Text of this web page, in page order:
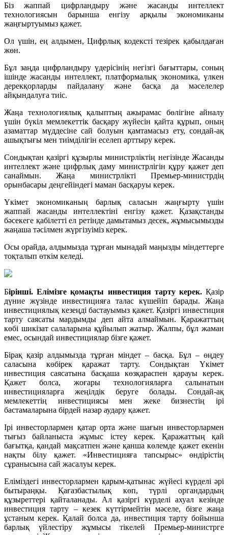
Біз жаппай цифрландыру және жасанды интеллект
технологиясын барынша енгізу арқылы экономиканы
жаңғыртуымыз қажет.
Ол үшін, ең алдымен, Цифрлық кодексті тезірек қабылдаған
жөн.
Бұл заңда цифрландыру үдерісінің негізгі бағыттары, соның
ішінде жасанды интеллект, платформалық экономика, үлкен
дерекқорларды пайдалану және басқа да мәселелер
айқындалуға тиіс.
Жаңа технологиялық қалыптың ажырамас бөлігіне айналу
үшін бүкіл мемлекеттік басқару жүйесін қайта құрып, оның
азаматтар мүддесіне сай болуын қамтамасыз ету, сондай-ақ
ашықтығы мен тиімділігін еселеп арттыру керек.
Сондықтан қазіргі құзырлы министрліктің негізінде Жасанды
интеллект және цифрлық даму министрлігін құру қажет деп
санаймын. Жаңа министрлікті Премьер-министрдің
орынбасары деңгейіндегі маман басқаруы керек.
Үкімет экономиканың барлық саласын жаңғырту үшін
жаппай жасанды интеллектіні енгізу қажет. Қазақстанды
бәсекеге қабілетті ел ретінде дамытамыз десек, жұмысымызды
жаңаша тәсілмен жүргізуіміз керек.
Осы орайда, алдымызда тұрған мынадай маңызды міндеттерге
тоқталып өткім келеді.
Бірінші. Елімізге қомақты инвестиция тарту керек.Қазір
дүние жүзінде инвестицияға талас күшейіп барады. Жаңа
инвестициялық кезеңді бастауымыз қажет. Қазіргі инвестиция
тарту саясаты мардымды деп айта алмаймын. Қаражаттың
көбі шикізат салаларына құйылып жатыр. Жалпы, бұл жаман
емес, осындай инвестициялар бізге қажет.
Бірақ қазір алдымызда тұрған міндет – басқа. Бұл – өңдеу
саласына көбірек қаражат тарту. Сондықтан Үкімет
инвестиция саясатына басқаша көзқараспен қарауы керек.
Қажет болса, жоғары технологияларға салынатын
инвестицияларға жеңілдік беруге болады. Сондай-ақ
мемлекеттің инвестициясы мен жеке бизнестің ірі
бастамаларына бірдей назар аудару қажет.
Ірі инвесторлармен қатар орта және шағын инвесторлармен
тығыз байланыста жұмыс істеу керек. Қаражаттың қай
бағытқа, қандай мақсатпен және қанша көлемде қажет екенін
нақты білу қажет. «Инвестицияға тапсырыс» өндірістің
сұранысына сай жасалуы керек.
Еліміздегі инвесторлармен қарым-қатынас жүйесі күрделі әрі
бытыраңқы. Қағазбастылық көп, түрлі органдардың
құзыреттері қайталанады. Ал қазіргі күрделі ахуал кезінде
инвестиция тарту – кезек күттірмейтін мәселе, бізге жаңа
ұстаным керек. Қалай болса да, инвестиция тарту бойынша
барлық үйлестіру жұмысы тікелей Премьер-министрге